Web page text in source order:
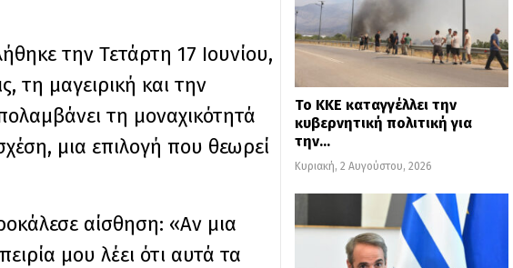
την Τετάρτη 17 Ιουνίου,
τη μαγειρική και την
τη μοναχικότητά
μια επιλογή που θεωρεί
αίσθηση: «Αν μια
μου λέει ότι αυτά τα
Το ΚΚΕ καταγγέλλει την
κυβερνητική πολιτική για
την…
Κυριακή, 2 Αυγούστου, 2026